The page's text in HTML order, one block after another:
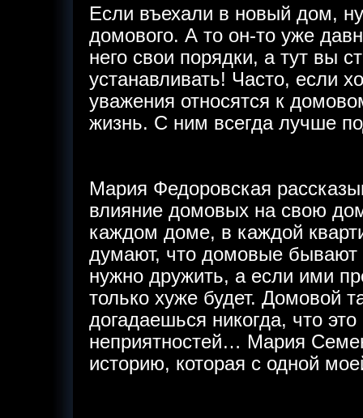
Если въехали в новый дом,
домового. А то он-то уже
него свои порядки, а тут вы
устанавливать! Часто, если
уважения относятся к
жизнь. С ним всегда лучше
Мария Федоровская
влияние домовых на свою
каждом доме, в каждой
думают, что домовые
нужно дружить, а если ими
только хуже будет. Домовой
догадаешься никогда, что
неприятностей… Мария
историю, которая с одной